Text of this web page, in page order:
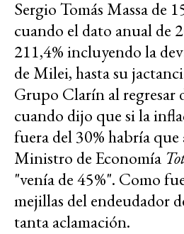
Sergio Tomás Massa de
cuando el dato anual de
211,4% incluyendo la
de Milei, hasta su
Grupo Clarín al regresar
cuando dijo que si la
fuera del 30% habría que
Ministro de Economía
"venía de 45%". Como
mejillas del endeudador
tanta aclamación.